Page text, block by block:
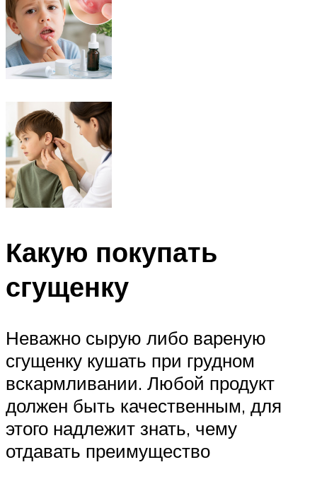
Какую покупать
сгущенку
Неважно сырую либо вареную
сгущенку кушать при грудном
вскармливании. Любой продукт
должен быть качественным, для
этого надлежит знать, чему
отдавать преимущество